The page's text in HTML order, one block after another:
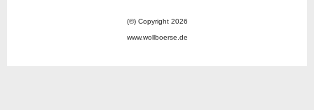
(©) Copyright 2026
www.wollboerse.de